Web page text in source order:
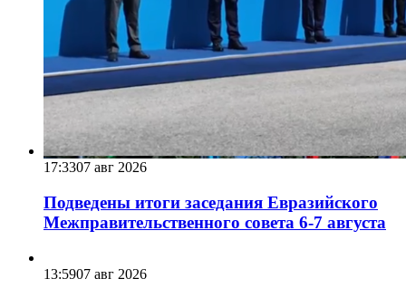
17:3307 авг 2026
Подведены итоги заседания Евразийского
Межправительственного совета 6-7 августа
13:5907 авг 2026